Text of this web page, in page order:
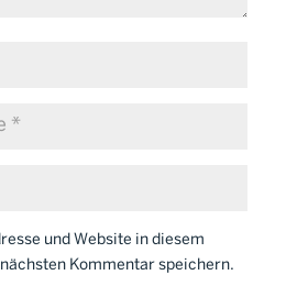
und Website in diesem
Kommentar speichern.